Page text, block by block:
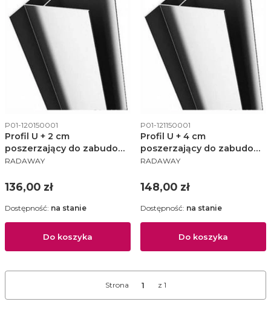
Kod produktu
P01-120150001
Profil U + 2 cm
poszerzający do zabudowy
nawannowej Vesta - P01-
PRODUCENT
RADAWAY
Cena
136,00 zł
Do koszyka
Dostępność: na stanie
Kod produktu
P01-121150001
Profil U + 4 cm
poszerzający do zabudowy
nawannowej Vesta - P01-
PRODUCENT
RADAWAY
Cena
148,00 zł
Do koszyka
Dostępność: na stanie
Strona z 1